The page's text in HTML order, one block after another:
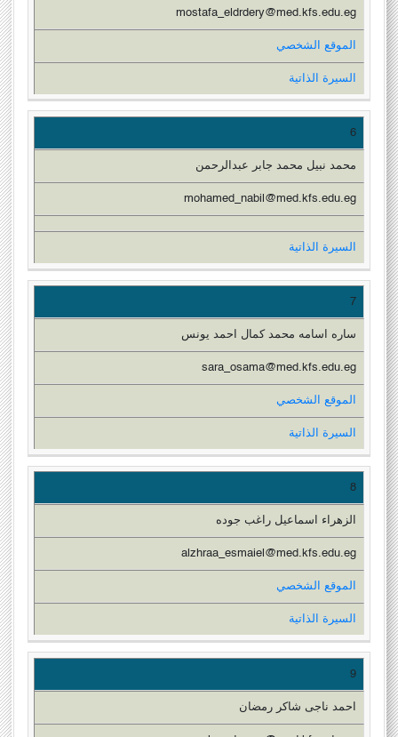
mostafa_eldrdery@med.kfs.edu.eg
الموقع الشخصي
السيرة الذاتية
6
محمد نبيل محمد جابر عبدالرحمن
mohamed_nabil@med.kfs.edu.eg
السيرة الذاتية
7
ساره اسامه محمد كمال احمد يونس
sara_osama@med.kfs.edu.eg
الموقع الشخصي
السيرة الذاتية
8
الزهراء اسماعيل راغب جوده
alzhraa_esmaiel@med.kfs.edu.eg
الموقع الشخصي
السيرة الذاتية
9
احمد ناجى شاكر رمضان